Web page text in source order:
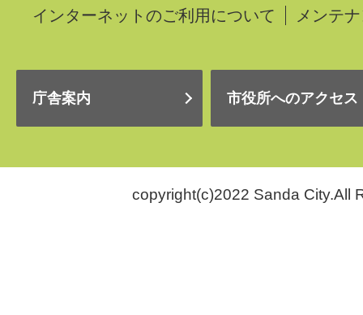
インターネットのご利用について
メンテ
庁舎案内 市役所へのアクセス
copyright(c)2022 Sanda City.All